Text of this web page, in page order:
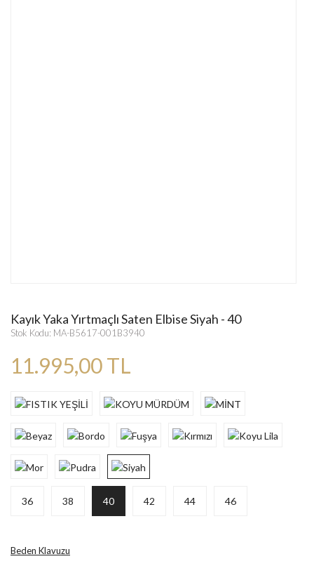
Kayık Yaka Yırtmaçlı Saten Elbise Siyah - 40
Stok Kodu: MA-B5617-001B3940
11.995,00 TL
36 38 40 42 44 46
Beden Klavuzu